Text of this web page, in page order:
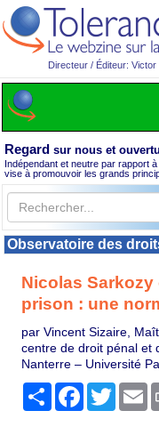
Directeur / Éditeur: Victor
Regard sur nous et
Indépendant et neutre par rapport
vise à promouvoir les grands
Observatoire des
Nicolas Sarkozy
prison : une
par Vincent Sizaire,
centre de droit pénal et
Nanterre – Université
PartagerFacebook
Twitter